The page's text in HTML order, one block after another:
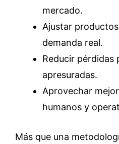
mercado.
Ajustar
demanda real.
Reducir pérdidas
apresuradas.
Aprovechar
humanos y
Más que una